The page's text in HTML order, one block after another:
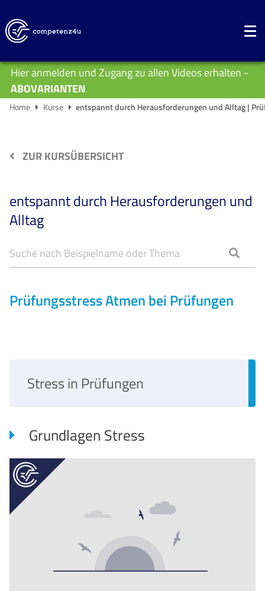
Hier anmelden und Zugang zu allen Videos erhalten -
ABOVARIANTEN
Home Kurse entspannt durch Herausforderungen und Alltag |
ZUR KURSÜBERSICHT
entspannt durch Herausforderungen und
Alltag
PrüfungsstressAtmen bei Prüfungen
Stress in Prüfungen
Grundlagen Stress